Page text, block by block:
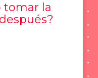
tomar la